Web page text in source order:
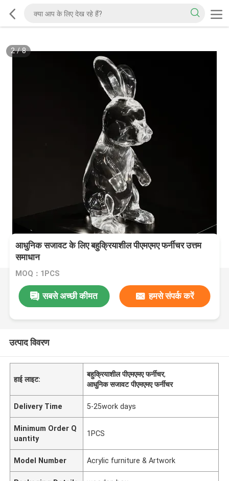
2/8
आधुनिक सजावट के लिए बहुक्रियाशील पीएमएमए फर्नीचर उत्तम
समाधान
MOQ：1PCS
सबसे अच्छी कीमत हमसे संपर्क करें
उत्पाद विवरण
हाई लाइट:
बहुक्रियाशील पीएमएमए फर्नीचर,
आधुनिक सजावट पीएमएमए फर्नीचर
Delivery Time 5-25work days
Minimum Order Q
uantity
1PCS
Model Number Acrylic furniture & Artwork